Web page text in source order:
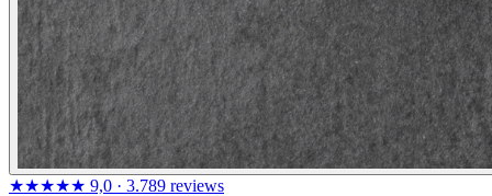
★★★★★ 9,0 · 3.789 reviews